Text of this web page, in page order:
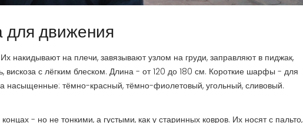
движения
на плечи, завязывают узлом на груди, заправляют в пиджак,
вискоза с лёгким блеском. Длина - от 120 до 180 см. Короткие шарфы - для
насыщенные: тёмно-красный, тёмно-фиолетовый, угольный, сливовый.
- но не тонкими, а густыми, как у старинных ковров. Их носят с пальто,